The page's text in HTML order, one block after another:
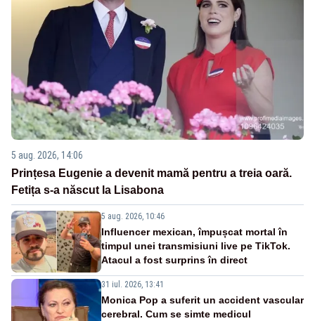
5 aug. 2026, 14:06
Prințesa Eugenie a devenit mamă pentru a treia oară.
Fetița s-a născut la Lisabona
5 aug. 2026, 10:46
Influencer mexican, împușcat mortal în
timpul unei transmisiuni live pe TikTok.
Atacul a fost surprins în direct
31 iul. 2026, 13:41
Monica Pop a suferit un accident vascular
cerebral. Cum se simte medicul